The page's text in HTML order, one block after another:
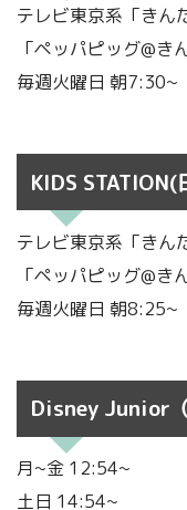
テレビ東京系「きん
「ペッパピッグ@き
毎週火曜日 朝7:30~
KIDS
テレビ東京系「きん
「ペッパピッグ@き
毎週火曜日 朝8:25~
Disney Junior
月~金 12:54~
土日 14:54~